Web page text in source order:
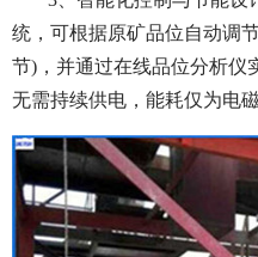
统，可根据原矿品位自动调
节)，并通过在线品位分析仪
无需持续供电，能耗仅为电磁